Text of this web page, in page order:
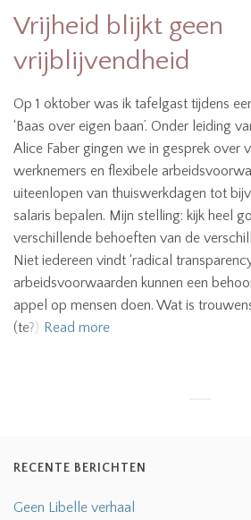
Vrijheid blijkt geen
vrijblijvendheid
Op 1 oktober was ik tafelgast tijdens
‘Baas over eigen baan’. Onder leiding
Alice Faber gingen we in gesprek over
werknemers en flexibele
uiteenlopen van thuiswerkdagen tot
salaris bepalen. Mijn stelling: kijk heel
verschillende behoeften van de
Niet iedereen vindt ‘radical
arbeidsvoorwaarden kunnen een
appel op mensen doen. Wat is
(te?) Read more
RECENTE BERICHTEN
Geen Libelle verhaal